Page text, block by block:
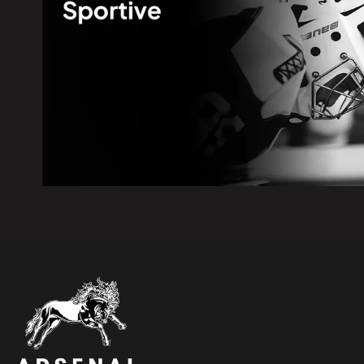
6 août 2026
600 embarcations vérifiées
Les Bourses Objectif Retour